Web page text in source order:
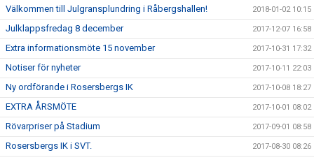
Välkommen till Julgransplundring i Råbergshallen! 2018-01-02 10:15
Julklappsfredag 8 december 2017-12-07 16:58
Extra informationsmöte 15 november 2017-10-31 17:32
Notiser för nyheter 2017-10-11 22:03
Ny ordförande i Rosersbergs IK 2017-10-08 18:27
EXTRA ÅRSMÖTE 2017-10-01 08:02
Rövarpriser på Stadium 2017-09-01 08:58
Rosersbergs IK i SVT. 2017-08-30 08:26